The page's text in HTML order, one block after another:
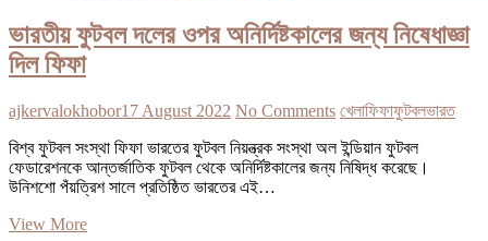
ভারতীয় ফুটবল দলের ওপর অনির্দিষ্টকালের জন্য নিষেধাজ্ঞা
দিল ফিফা
ajkervalokhobor17 August 2022 No Comments খেলাফিফাফুটবলভারত
বিশ্ব ফুটবল সংস্থা ফিফা ভারতের ফুটবল নিয়ন্ত্রক সংস্থা অল ইন্ডিয়ান ফুটবল
ফেডারেশনকে আন্তর্জাতিক ফুটবল থেকে অনির্দিষ্টকালের জন্য নিষিদ্ধ করেছে।
উনিশশো পঁয়ত্রিশ সালে প্রতিষ্ঠিত ভারতের এই…
View Moreভারতীয়